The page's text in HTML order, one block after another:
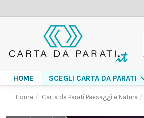
HOME SCEGLI CARTA DA PARATI
Home Carta da Parati Paesaggi e Natura